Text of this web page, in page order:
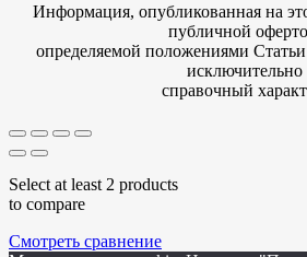
Информация, опубликованная на
публичной
определяемой положениями
исключительно
справочный
Select at least 2 products
to compare
Смотреть сравнение